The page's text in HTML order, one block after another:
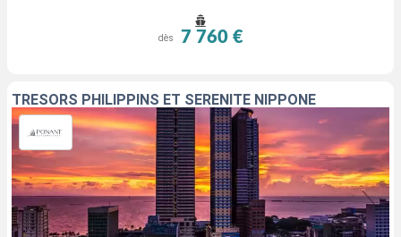
dès 7 760 €
TRÉSORS PHILIPPINS ET SÉRÉNITÉ NIPPONE